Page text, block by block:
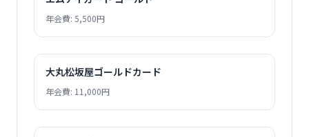
年会費: 5,500円
大丸松坂屋ゴールドカード
年会費: 11,000円